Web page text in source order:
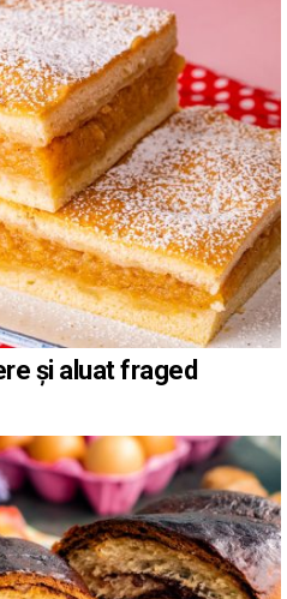
și aluat fraged